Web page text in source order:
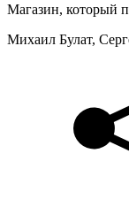
Магазин, который
Михаил Булат,